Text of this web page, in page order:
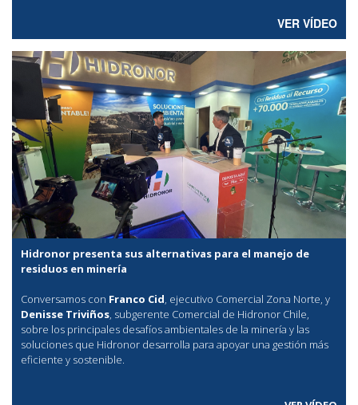
VER VÍDEO
Hidronor presenta sus alternativas para el manejo de
residuos en minería
Conversamos con Franco Cid, ejecutivo Comercial Zona Norte, y
Denisse Triviños, subgerente Comercial de Hidronor Chile,
sobre los principales desafíos ambientales de la minería y las
soluciones que Hidronor desarrolla para apoyar una gestión más
eficiente y sostenible.